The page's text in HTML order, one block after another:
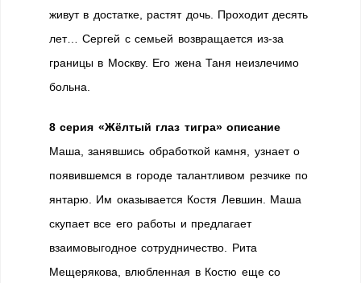
живут в достатке, растят дочь. Проходит десять
лет… Сергей с семьей возвращается из-за
границы в Москву. Его жена Таня неизлечимо
больна.
8 серия «Жёлтый глаз тигра» описание
Маша, занявшись обработкой камня, узнает о
появившемся в городе талантливом резчике по
янтарю. Им оказывается Костя Левшин. Маша
скупает все его работы и предлагает
взаимовыгодное сотрудничество. Рита
Мещерякова, влюбленная в Костю еще со